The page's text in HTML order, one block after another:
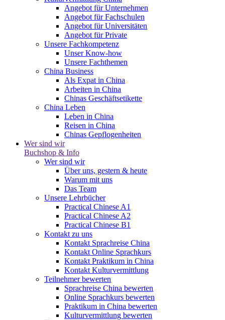
Angebot für Unternehmen
Angebot für Fachschulen
Angebot für Universitäten
Angebot für Private
Unsere Fachkompetenz
Unser Know-how
Unsere Fachthemen
China Business
Als Expat in China
Arbeiten in China
Chinas Geschäftsetikette
China Leben
Leben in China
Reisen in China
Chinas Gepflogenheiten
Wer sind wir
Buchshop & Info
Wer sind wir
Über uns, gestern & heute
Warum mit uns
Das Team
Unsere Lehrbücher
Practical Chinese A1
Practical Chinese A2
Practical Chinese B1
Kontakt zu uns
Kontakt Sprachreise China
Kontakt Online Sprachkurs
Kontakt Praktikum in China
Kontakt Kulturvermittlung
Teilnehmer bewerten
Sprachreise China bewerten
Online Sprachkurs bewerten
Praktikum in China bewerten
Kulturvermittlung bewerten